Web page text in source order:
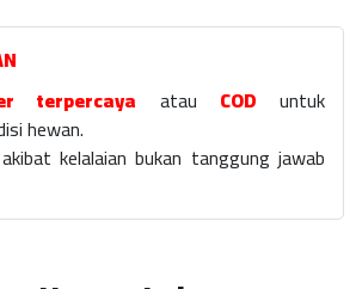
terpercaya atau COD untuk
hewan.
kelalaian bukan tanggung jawab